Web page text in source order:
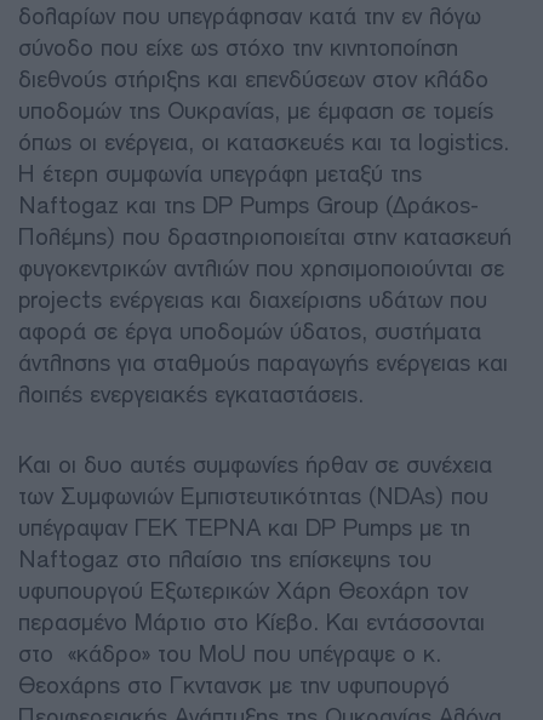
δολαρίων που υπεγράφησαν κατά την εν λόγω
σύνοδο που είχε ως στόχο την κινητοποίηση
διεθνούς στήριξης και επενδύσεων στον κλάδο
υποδομών της Ουκρανίας, με έμφαση σε τομείς
όπως οι ενέργεια, οι κατασκευές και τα logistics.
Η έτερη συμφωνία υπεγράφη μεταξύ της
Naftogaz και της DP Pumps Group (Δράκος-
Πολέμης) που δραστηριοποιείται στην κατασκευή
φυγοκεντρικών αντλιών που χρησιμοποιούνται σε
projects ενέργειας και διαχείρισης υδάτων που
αφορά σε έργα υποδομών ύδατος, συστήματα
άντλησης για σταθμούς παραγωγής ενέργειας και
λοιπές ενεργειακές εγκαταστάσεις.
Και οι δυο αυτές συμφωνίες ήρθαν σε συνέχεια
των Συμφωνιών Εμπιστευτικότητας (NDAs) που
υπέγραψαν ΓΕΚ ΤΕΡΝΑ και DP Pumps με τη
Naftogaz στο πλαίσιο της επίσκεψης του
υφυπουργού Εξωτερικών Χάρη Θεοχάρη τον
περασμένο Μάρτιο στο Κίεβο. Και εντάσσονται
στο «κάδρο» του MoU που υπέγραψε ο κ.
Θεοχάρης στο Γκντανσκ με την υφυπουργό